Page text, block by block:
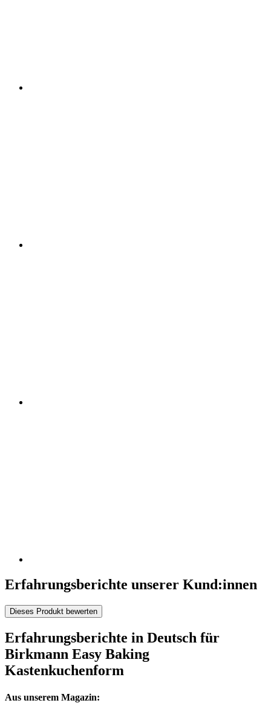
Erfahrungsberichte unserer Kund:innen
Dieses Produkt bewerten
Erfahrungsberichte in Deutsch für
Birkmann Easy Baking
Kastenkuchenform
Aus unserem Magazin: